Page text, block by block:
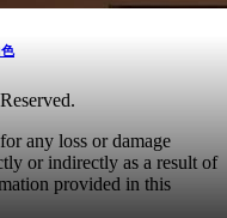
any loss or damage
or indirectly as a result of
provided in this